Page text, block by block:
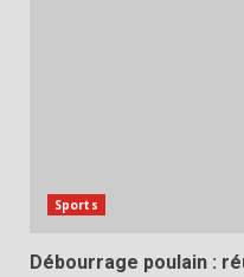
Sports
Débourrage poulain :